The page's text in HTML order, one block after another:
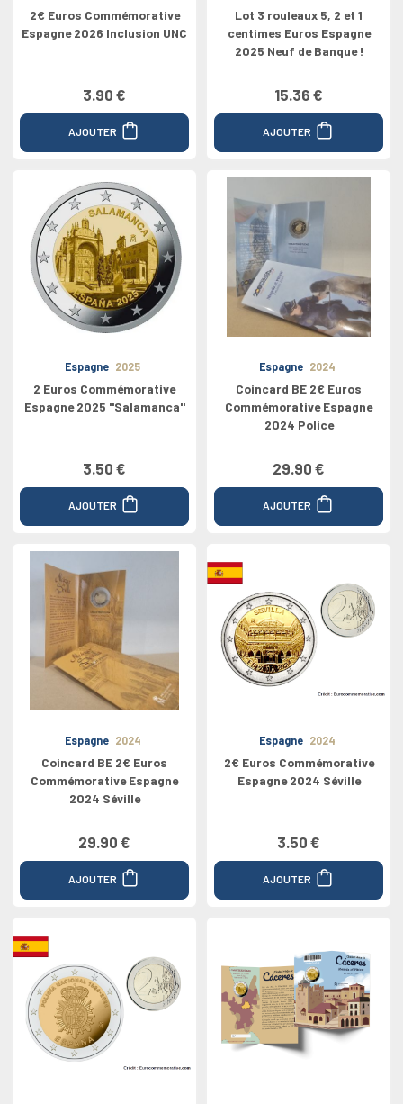
2€ Euros Commémorative
Espagne 2026 Inclusion UNC
3.90 €
AJOUTER
Lot 3 rouleaux 5, 2 et 1
centimes Euros Espagne
2025 Neuf de Banque !
15.36 €
AJOUTER
Espagne 2025
2 Euros Commémorative
Espagne 2025 "Salamanca"
3.50 €
AJOUTER
Espagne 2024
Coincard BE 2€ Euros
Commémorative Espagne
2024 Police
29.90 €
AJOUTER
Espagne 2024
Coincard BE 2€ Euros
Commémorative Espagne
2024 Séville
29.90 €
AJOUTER
Espagne 2024
2€ Euros Commémorative
Espagne 2024 Séville
3.50 €
AJOUTER